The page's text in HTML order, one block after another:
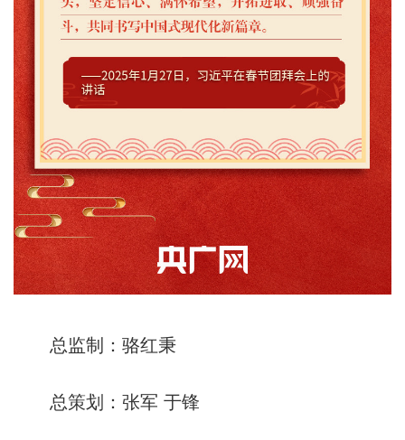
总监制：骆红秉
总策划：张军 于锋